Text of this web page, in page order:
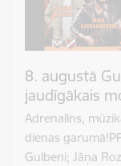
8. augustā
jaudīgākais
Adrenalīns,
dienas
Gulbeni; Jāņa